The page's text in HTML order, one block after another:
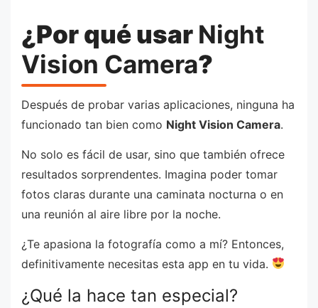
¿Por qué usar Night
Vision Camera?
Después de probar varias aplicaciones, ninguna ha
funcionado tan bien como Night Vision Camera.
No solo es fácil de usar, sino que también ofrece
resultados sorprendentes. Imagina poder tomar
fotos claras durante una caminata nocturna o en
una reunión al aire libre por la noche.
¿Te apasiona la fotografía como a mí? Entonces,
definitivamente necesitas esta app en tu vida.
¿Qué la hace tan especial?